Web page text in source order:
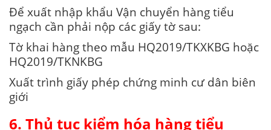
Để xuất nhập khẩu Vận chuyển hàng tiểu
ngạch cần phải nộp các giấy tờ sau:
Tờ khai hàng theo mẫu HQ2019/TKXKBG hoặc
HQ2019/TKNKBG
Xuất trình giấy phép chứng minh cư dân biên
giới
6. Thủ tục kiểm hóa hàng tiểu